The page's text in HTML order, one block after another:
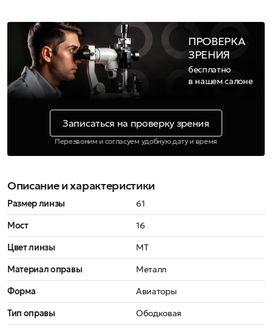
ПРОВЕРКА
ЗРЕНИЯ
бесплатно
в нашем салоне
Записаться на проверку зрения
Перезвоним и согласуем удобную дату и время
Описание и характеристики
Размер линзы
61
Мост
16
Цвет линзы
MT
Материал оправы
Металл
Форма
Авиаторы
Тип оправы
Ободковая